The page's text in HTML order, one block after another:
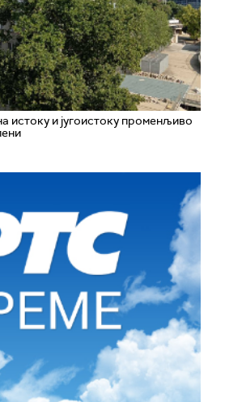
истоку и југоистоку променљиво